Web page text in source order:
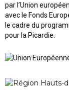
par l’Union
avec le Fonds
le cadre du
pour la Picardie.